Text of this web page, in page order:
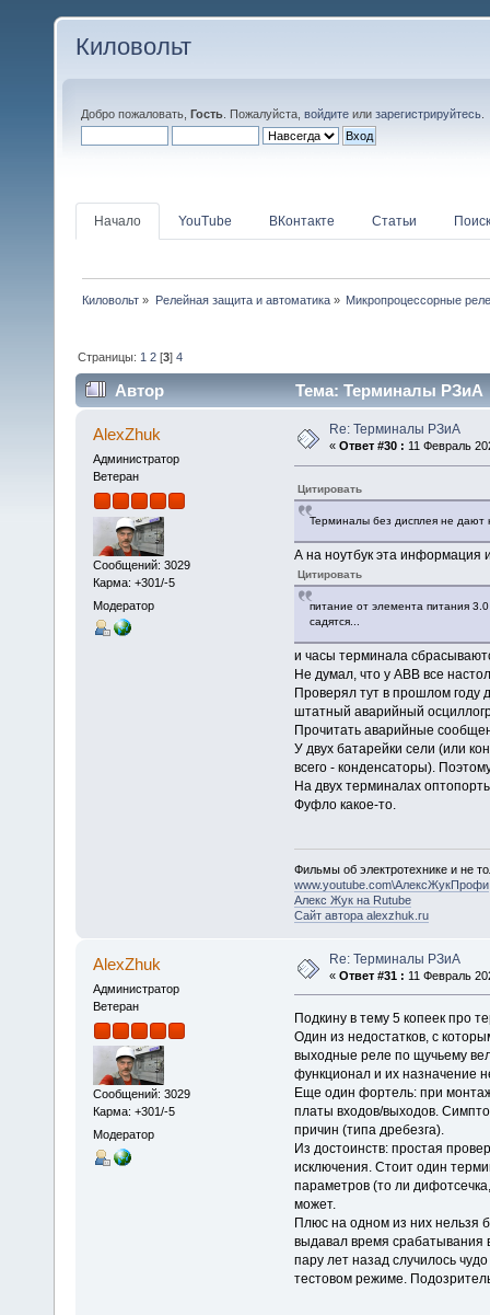
Киловольт
Добро пожаловать, Гость . Пожалуйста, войдите или зарегистрируйтесь
Начало YouTube ВКонтакте Статьи Поиск
Киловольт » Релейная защита и автоматика» Микропроцессорные реле
Страницы: 1 2 [3]4
Автор Тема: Терминалы РЗиА
AlexZhuk
Администратор
Ветеран
Сообщений: 3029
Карма: +301/-5
Модератор
Re: Терминалы РЗиА
« Ответ #30 : 11 Февраль
Цитировать
Терминалы без дисплея не дают
А на ноутбук эта информация
Цитировать
питание от элемента питания
садятся...
и часы терминала
Не думал, что у АВВ все
Проверял тут в прошлом году
штатный аварийный
Прочитать аварийные
У двух батарейки сели (или
всего - конденсаторы).
На двух терминалах
Фуфло какое-то.
Фильмы об электротехнике и не
www.youtube.com\АлексЖукПрофи
Алекс Жук на Rutube
Сайт автора alexzhuk.ru
AlexZhuk
Администратор
Ветеран
Сообщений: 3029
Карма: +301/-5
Модератор
Re: Терминалы РЗиА
« Ответ #31 : 11 Февраль
Подкину в тему 5 копеек про
Один из недостатков, с
выходные реле по щучьему
функционал и их назначение
Еще один фортель: при
платы входов/выходов.
причин (типа дребезга).
Из достоинств: простая
исключения. Стоит один
параметров (то ли
может.
Плюс на одном из них нельзя
выдавал время срабатывания
пару лет назад случилось
тестовом режиме.